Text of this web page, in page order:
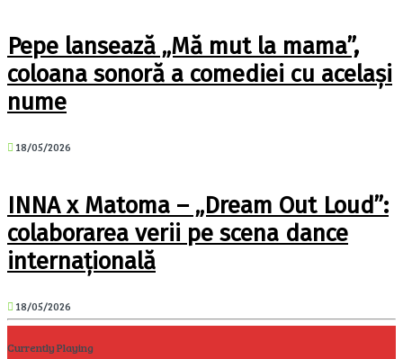
Pepe lansează „Mă mut la mama”,
coloana sonoră a comediei cu același
nume
18/05/2026
INNA x Matoma – „Dream Out Loud”:
colaborarea verii pe scena dance
internațională
18/05/2026
Currently Playing